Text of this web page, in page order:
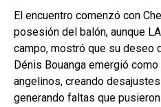
El encuentro comenzó con
posesión del balón, aunque
campo, mostró que su deseo
Dénis Bouanga emergió
angelinos, creando
generando faltas que